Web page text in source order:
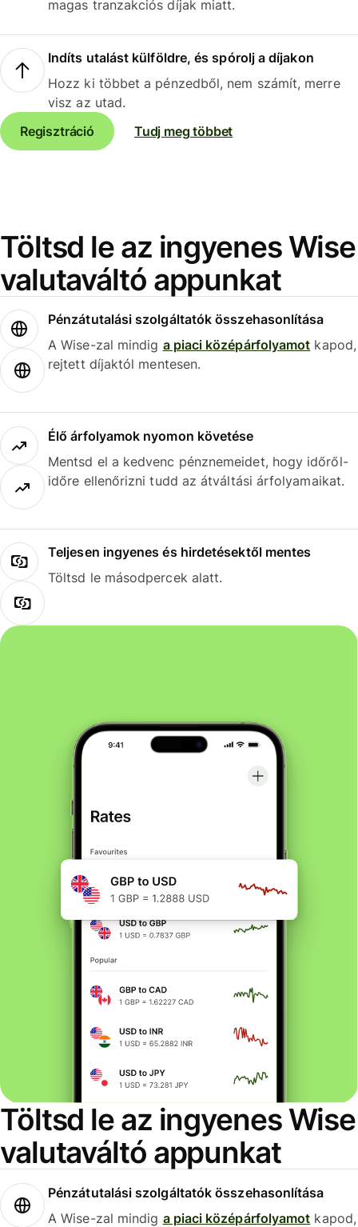
magas tranzakciós díjak miatt.
Indíts utalást külföldre, és spórolj a díjakon
Hozz ki többet a pénzedből, nem számít, merre
visz az utad.
Regisztráció
Tudj meg többet
Töltsd le az ingyenes Wise
valutaváltó appunkat
Pénzátutalási szolgáltatók összehasonlítása
A Wise-zal mindig a piaci középárfolyamot kapod,
rejtett díjaktól mentesen.
Élő árfolyamok nyomon követése
Mentsd el a kedvenc pénznemeidet, hogy időről-
időre ellenőrizni tudd az átváltási árfolyamaikat.
Teljesen ingyenes és hirdetésektől mentes
Töltsd le másodpercek alatt.
Töltsd le az ingyenes Wise
valutaváltó appunkat
Pénzátutalási szolgáltatók összehasonlítása
A Wise-zal mindig a piaci középárfolyamot kapod,